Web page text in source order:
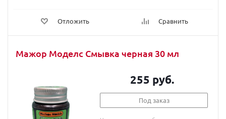
Отложить Сравнить
Мажор Моделс Смывка черная 30 мл
255 руб.
Под заказ